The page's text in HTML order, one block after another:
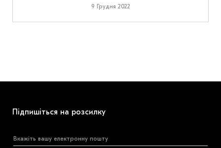
9 Грудня 2022
Підпишіться на розсилку